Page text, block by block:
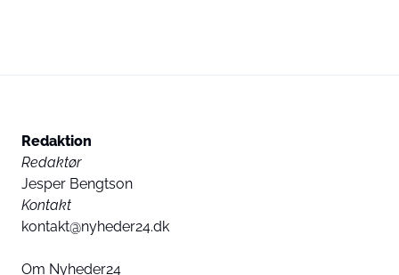
Redaktion
Redaktør
Jesper Bengtson
Kontakt
kontakt@nyheder24.dk
Om Nyheder24